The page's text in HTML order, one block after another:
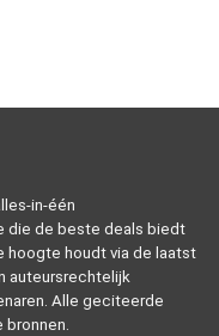
in-één
die de beste deals biedt
hoogte houdt via de laatst
auteursrechtelijk
Alle geciteerde
bronnen.